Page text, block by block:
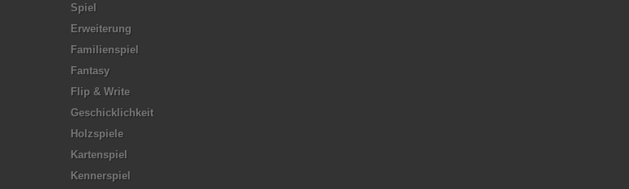
Spiel
Erweiterung
Familienspiel
Fantasy
Flip & Write
Geschicklichkeit
Holzspiele
Kartenspiel
Kennerspiel